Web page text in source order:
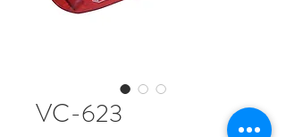
VC-623